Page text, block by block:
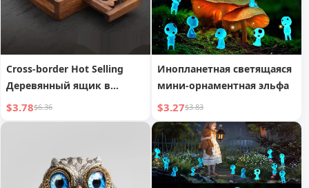
Cross-border Hot Selling
Деревянный ящик в
форме сердца
$3.78$6.36
Инопланетная светящаяся
мини-орнаментная эльфа
$3.27$3.83